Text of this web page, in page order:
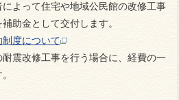
よって住宅や地域公民館の改修工事
助金として交付します。
度について
震改修工事を行う場合に、経費の一